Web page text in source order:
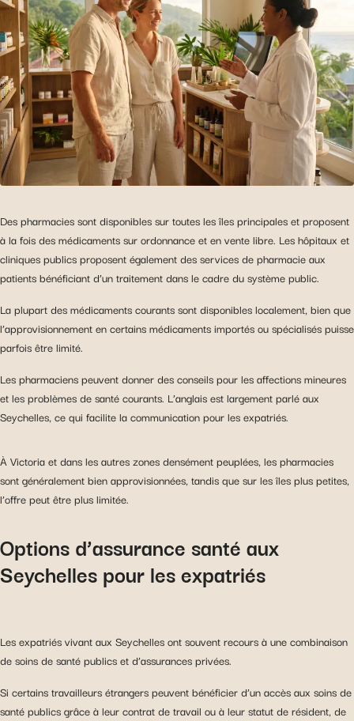
Des pharmacies sont disponibles sur toutes les îles principales et proposent
à la fois des médicaments sur ordonnance et en vente libre. Les hôpitaux et
cliniques publics proposent également des services de pharmacie aux
patients bénéficiant d’un traitement dans le cadre du système public.
La plupart des médicaments courants sont disponibles localement, bien que
l’approvisionnement en certains médicaments importés ou spécialisés puisse
parfois être limité.
Les pharmaciens peuvent donner des conseils pour les affections mineures
et les problèmes de santé courants. L’anglais est largement parlé aux
Seychelles, ce qui facilite la communication pour les expatriés.
À Victoria et dans les autres zones densément peuplées, les pharmacies
sont généralement bien approvisionnées, tandis que sur les îles plus petites,
l’offre peut être plus limitée.
Options d’assurance santé aux
Seychelles pour les expatriés
Les expatriés vivant aux Seychelles ont souvent recours à une combinaison
de soins de santé publics et d’assurances privées.
Si certains travailleurs étrangers peuvent bénéficier d’un accès aux soins de
santé publics grâce à leur contrat de travail ou à leur statut de résident, de